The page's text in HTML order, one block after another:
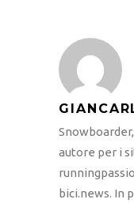
autore per i
bici.news. In